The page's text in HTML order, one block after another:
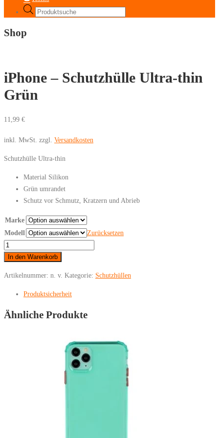
Products
Shop
iPhone – Schutzhülle Ultra-thin
Grün
11,99 €
inkl. MwSt. zzgl. Versandkosten
Schutzhülle Ultra-thin
Material Silikon
Grün umrandet
Schutz vor Schmutz, Kratzern und Abrieb
Marke
Modell
Zurücksetzen
iPhone
Ultra-
Menge
In den Warenkorb
Artikelnummer: n. v. Kategorie: Schutzhüllen
Produktsicherheit
Ähnliche Produkte